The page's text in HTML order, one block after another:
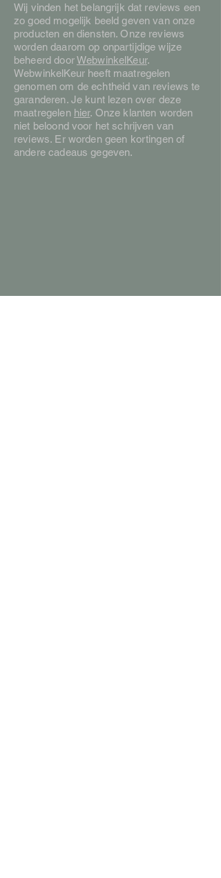
Wij vinden het belangrijk dat reviews een
zo goed mogelijk beeld geven van onze
producten en diensten. Onze reviews
worden daarom op onpartijdige wijze
beheerd doorWebwinkelKeur.
WebwinkelKeur heeft maatregelen
genomen om de echtheid van reviews te
garanderen. Je kunt lezen over deze
maatregelen hier. Onze klanten worden
niet beloond voor het schrijven van
reviews. Er worden geen kortingen of
andere cadeaus gegeven.